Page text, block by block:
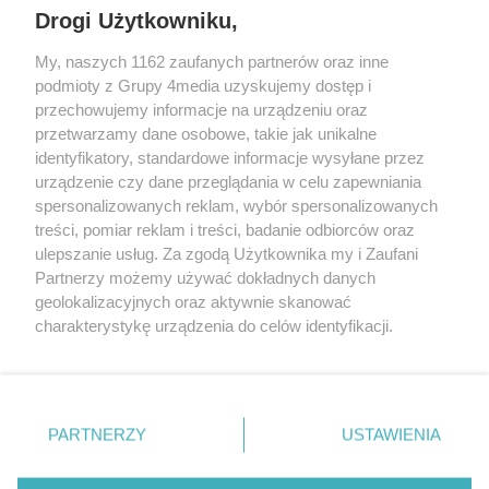
Redakcja Reklama Prywatność
Praca Łódź
the:protocol
Facebook.com
Youtube.com
Drogi Użytkowniku,
My, naszych 1162 zaufanych partnerów oraz inne
podmioty z Grupy 4media uzyskujemy dostęp i
przechowujemy informacje na urządzeniu oraz
przetwarzamy dane osobowe, takie jak unikalne
identyfikatory, standardowe informacje wysyłane przez
urządzenie czy dane przeglądania w celu zapewniania
spersonalizowanych reklam, wybór spersonalizowanych
treści, pomiar reklam i treści, badanie odbiorców oraz
ulepszanie usług. Za zgodą Użytkownika my i Zaufani
Partnerzy możemy używać dokładnych danych
geolokalizacyjnych oraz aktywnie skanować
charakterystykę urządzenia do celów identyfikacji.
zmienić/wycofać klikając przycisk ustawień prywatności
znajdujący się w lewym dolnym rogu strony
. Niektóre
PARTNERZY USTAWIENIA